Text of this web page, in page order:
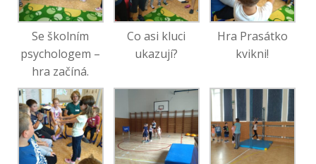
Se školním
psychologem –
hra začíná.
Co asi kluci
ukazují?
Hra Prasátko
kvikni!